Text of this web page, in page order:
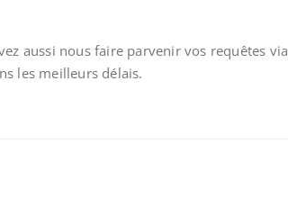
aussi nous faire parvenir vos requêtes via
les meilleurs délais.